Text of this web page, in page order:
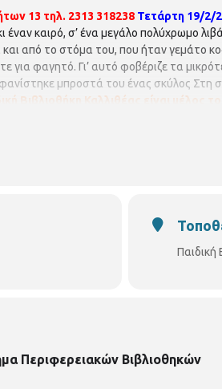
13 τηλ. 2313 318238 Τετάρτη 19/2/
καιρό, σ’ ένα μεγάλο πολύχρωμο
από το στόμα του, που ήταν γεμάτο
για φαγητό. Γι’ αυτό φοβέριζε τα
μπροστά του ένας σκύλος Στη
Βιβλιοθήκη Καλλιθέας είναι μέλος
εγγραφών.
Παιδική
Περιφερειακών Βιβλιοθηκών